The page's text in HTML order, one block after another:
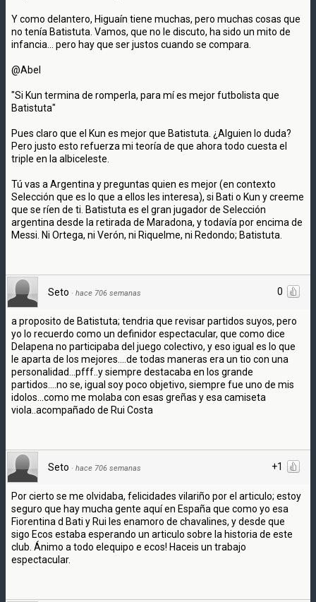
Y como delantero, Higuaín tiene muchas, pero muchas cosas que
no tenía Batistuta. Vamos, que no le discuto, ha sido un mito de
infancia... pero hay que ser justos cuando se compara.
@Abel
"Si Kun termina de romperla, para mí es mejor futbolista que
Batistuta"
Pues claro que el Kun es mejor que Batistuta. ¿Alguien lo duda?
Pero justo esto refuerza mi teoría de que ahora todo cuesta el
triple en la albiceleste.
Tú vas a Argentina y preguntas quien es mejor (en contexto
Selección que es lo que a ellos les interesa), si Bati o Kun y creeme
que se ríen de ti. Batistuta es el gran jugador de Selección
argentina desde la retirada de Maradona, y todavía por encima de
Messi. Ni Ortega, ni Verón, ni Riquelme, ni Redondo; Batistuta.
0
Seto · hace 706 semanas
a proposito de Batistuta; tendria que revisar partidos suyos, pero
yo lo recuerdo como un definidor espectacular, que como dice
Delapena no participaba del juego colectivo, y eso igual es lo que
le aparta de los mejores....de todas maneras era un tio con una
personalidad...pfff..y siempre destacaba en los grande
partidos....no se, igual soy poco objetivo, siempre fue uno de mis
idolos...como me molaba con esas greñas y esa camiseta
viola..acompañado de Rui Costa
+1
Seto · hace 706 semanas
Por cierto se me olvidaba, felicidades vilariño por el articulo; estoy
seguro que hay mucha gente aquí en España que como yo esa
Fiorentina d Bati y Rui les enamoro de chavalines, y desde que
sigo Ecos estaba esperando un articulo sobre la historia de este
club. Ánimo a todo elequipo e ecos! Haceis un trabajo
espectacular.